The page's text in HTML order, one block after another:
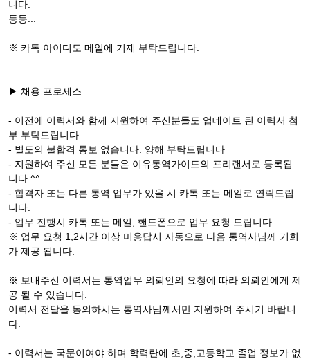
니다.
등등...
※ 카톡 아이디도 메일에 기재 부탁드립니다.
▶ 채용 프로세스
- 이전에 이력서와 함께 지원하여 주신분들도 업데이트 된 이력서 첨
부 부탁드립니다.
- 별도의 불합격 통보 없습니다. 양해 부탁드립니다
- 지원하여 주신 모든 분들은 이유통역가이드의 프리랜서로 등록됩
니다 ^^
- 합격자 또는 다른 통역 업무가 있을 시 카톡 또는 메일로 연락드립
니다.
- 업무 진행시 카톡 또는 메일, 핸드폰으로 업무 요청 드립니다.
※ 업무 요청 1,2시간 이상 미응답시 자동으로 다음 통역사님께 기회
가 제공 됩니다.
※ 보내주신 이력서는 통역업무 의뢰인의 요청에 따라 의뢰인에게 제
공 될 수 있습니다.
이력서 전달을 동의하시는 통역사님께서만 지원하여 주시기 바랍니
다.
- 이력서는 국문이여야 하며 학력란에 초,중,고등학교 졸업 정보가 없